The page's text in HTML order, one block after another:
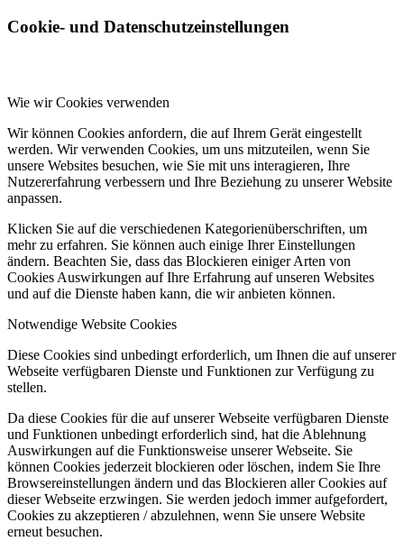
Cookie- und Datenschutzeinstellungen
Wie wir Cookies verwenden
Wir können Cookies anfordern, die auf Ihrem Gerät eingestellt
werden. Wir verwenden Cookies, um uns mitzuteilen, wenn Sie
unsere Websites besuchen, wie Sie mit uns interagieren, Ihre
Nutzererfahrung verbessern und Ihre Beziehung zu unserer Website
anpassen.
Klicken Sie auf die verschiedenen Kategorienüberschriften, um
mehr zu erfahren. Sie können auch einige Ihrer Einstellungen
ändern. Beachten Sie, dass das Blockieren einiger Arten von
Cookies Auswirkungen auf Ihre Erfahrung auf unseren Websites
und auf die Dienste haben kann, die wir anbieten können.
Notwendige Website Cookies
Diese Cookies sind unbedingt erforderlich, um Ihnen die auf unserer
Webseite verfügbaren Dienste und Funktionen zur Verfügung zu
stellen.
Da diese Cookies für die auf unserer Webseite verfügbaren Dienste
und Funktionen unbedingt erforderlich sind, hat die Ablehnung
Auswirkungen auf die Funktionsweise unserer Webseite. Sie
können Cookies jederzeit blockieren oder löschen, indem Sie Ihre
Browsereinstellungen ändern und das Blockieren aller Cookies auf
dieser Webseite erzwingen. Sie werden jedoch immer aufgefordert,
Cookies zu akzeptieren / abzulehnen, wenn Sie unsere Website
erneut besuchen.